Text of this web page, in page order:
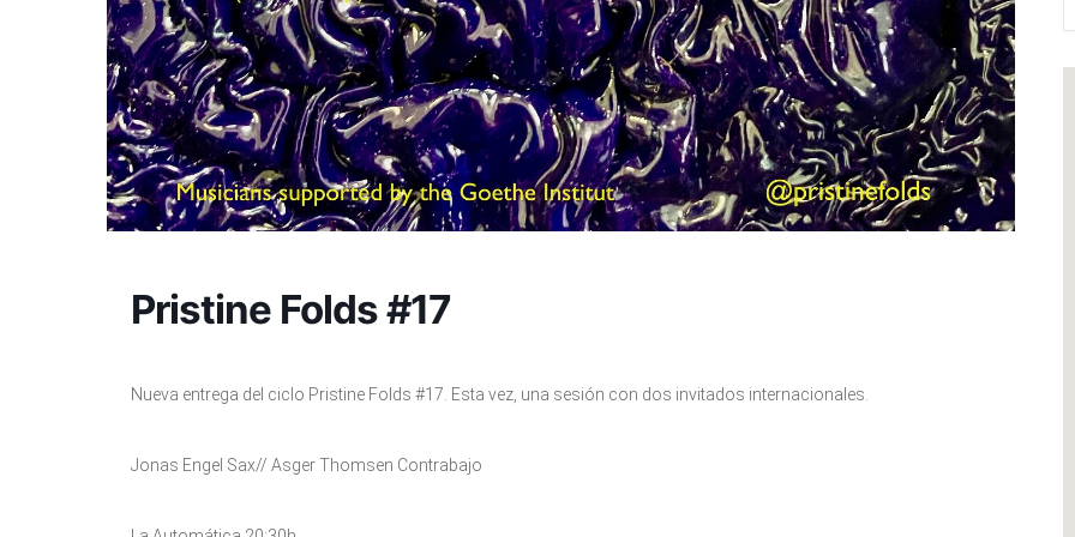
Pristine Folds #17
Nueva entrega del ciclo Pristine Folds #17. Esta vez, una sesión con dos invitados internacionales.
Jonas Engel Sax// Asger Thomsen Contrabajo